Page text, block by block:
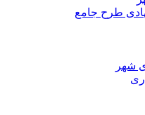
طرح جامع
شهر